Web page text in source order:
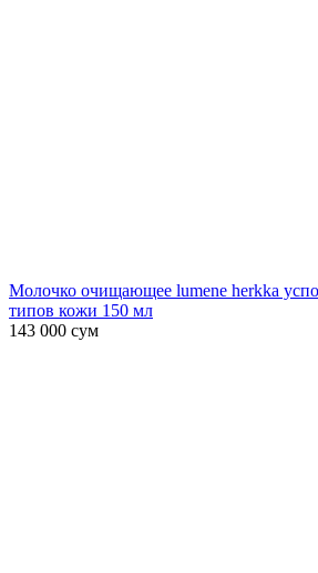
Молочко очищающее lumene herkka
типов кожи 150 мл
143 000 сум